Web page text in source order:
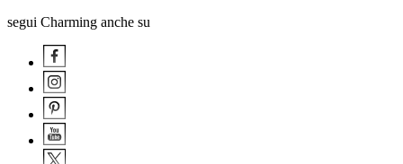
segui Charming anche su